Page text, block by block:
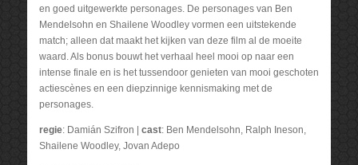
en goed uitgewerkte personages. De personages van Ben
Mendelsohn en Shailene Woodley vormen een uitstekende
match; alleen dat maakt het kijken van deze film al de moeite
waard. Als bonus bouwt het verhaal heel mooi op naar een
intense finale en is het tussendoor genieten van mooi geschoten
actiescènes en een diepzinnige kennismaking met de
personages.
regie: Damián Szifron | cast: Ben Mendelsohn, Ralph Ineson,
Shailene Woodley, Jovan Adepo